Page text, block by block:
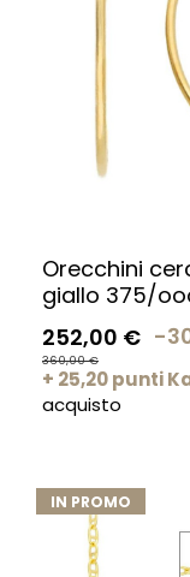
Orecchini
giallo 375/
252,00 € -
360,00 €
+ 25,20 punti
acquisto
IN PROMO